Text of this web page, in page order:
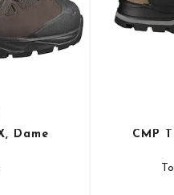
Dame CMP